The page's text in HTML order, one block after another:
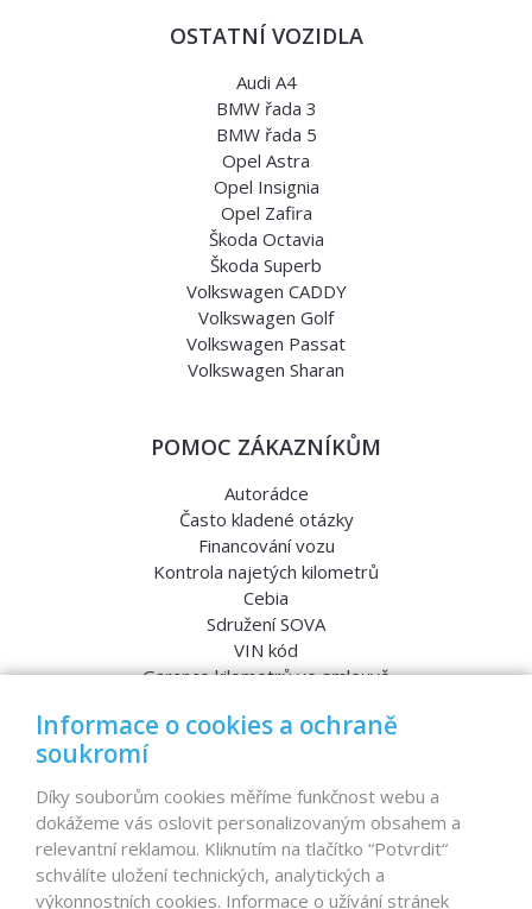
OSTATNÍ VOZIDLA
Audi A4
BMW řada 3
BMW řada 5
Opel Astra
Opel Insignia
Opel Zafira
Škoda Octavia
Škoda Superb
Volkswagen CADDY
Volkswagen Golf
Volkswagen Passat
Volkswagen Sharan
POMOC ZÁKAZNÍKŮM
Autorádce
Často kladené otázky
Financování vozu
Kontrola najetých kilometrů
Cebia
Sdružení SOVA
VIN kód
Garance kilometrů ve smlouvě
Nabídka vozů
Reference
Dovoz aut na míru – pro koho je určen?
Garanční program
Informace o cookies a ochraně
soukromí
Díky souborům cookies měříme funkčnost webu a
dokážeme vás oslovit personalizovaným obsahem a
relevantní reklamou. Kliknutím na tlačítko “Potvrdit“
schválíte uložení technických, analytických a
výkonnostních cookies. Informace o užívání stránek